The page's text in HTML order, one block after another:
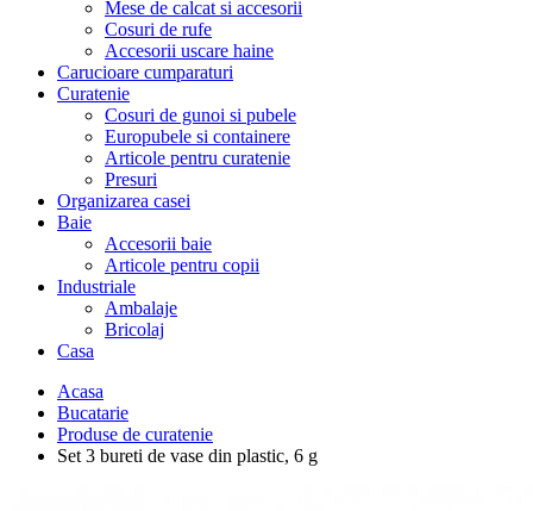
Mese de calcat si accesorii
Cosuri de rufe
Accesorii uscare haine
Carucioare cumparaturi
Curatenie
Cosuri de gunoi si pubele
Europubele si containere
Articole pentru curatenie
Presuri
Organizarea casei
Baie
Accesorii baie
Articole pentru copii
Industriale
Ambalaje
Bricolaj
Casa
Acasa
Bucatarie
Produse de curatenie
Set 3 bureti de vase din plastic, 6 g